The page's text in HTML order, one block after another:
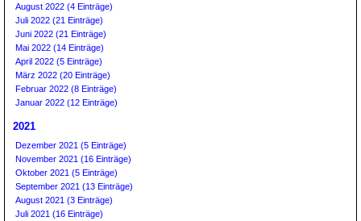
August 2022 (4 Einträge)
Juli 2022 (21 Einträge)
Juni 2022 (21 Einträge)
Mai 2022 (14 Einträge)
April 2022 (5 Einträge)
März 2022 (20 Einträge)
Februar 2022 (8 Einträge)
Januar 2022 (12 Einträge)
2021
Dezember 2021 (5 Einträge)
November 2021 (16 Einträge)
Oktober 2021 (5 Einträge)
September 2021 (13 Einträge)
August 2021 (3 Einträge)
Juli 2021 (16 Einträge)